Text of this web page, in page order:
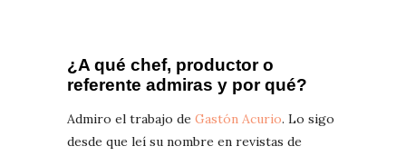
¿A qué chef, productor o
referente admiras y por qué?
Admiro el trabajo de Gastón Acurio. Lo sigo
desde que leí su nombre en revistas de